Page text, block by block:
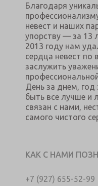
Благодаря
невест и наших
упорству — за 13
2013 году нам
сердца невест по
заслужить
День за днем,
быть все лучше и
связан с нами,
самого чистого
КАК С НАМИ
+7 (927) 655-52-99